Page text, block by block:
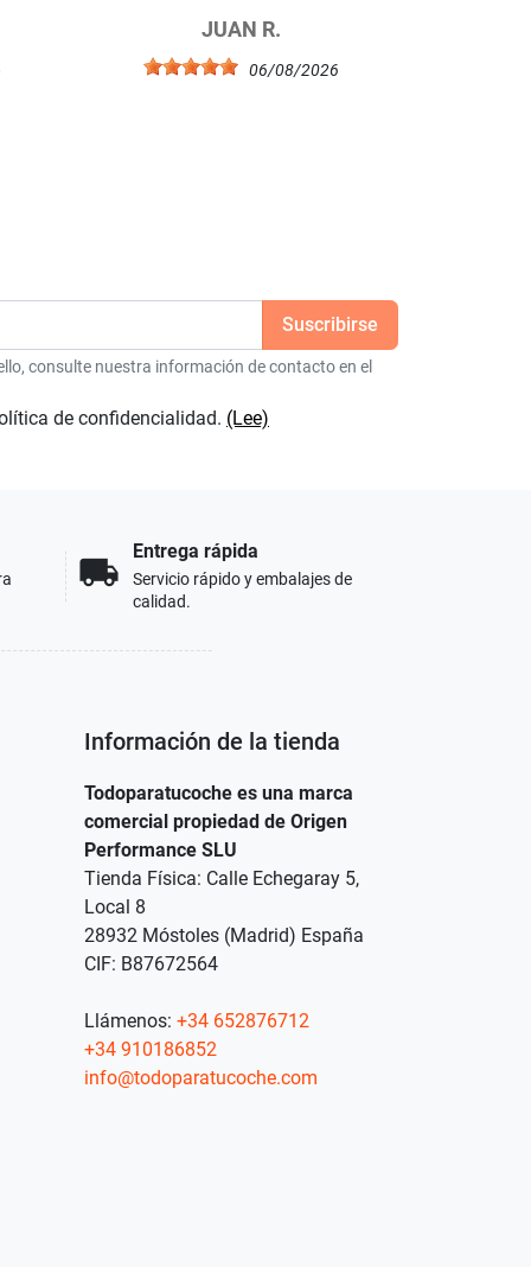
JUAN R.
06/08/2026
consulte nuestra información de contacto en el
de confidencialidad. (Lee)
local_shipping
Entrega rápida
Servicio rápido y embalajes de
calidad.
Información de la tienda
Todoparatucoche es una marca
comercial propiedad de Origen
Performance SLU
Tienda Física: Calle Echegaray 5,
Local 8
28932 Móstoles (Madrid) España
CIF: B87672564
Llámenos: +34 652876712
+34 910186852
info@todoparatucoche.com